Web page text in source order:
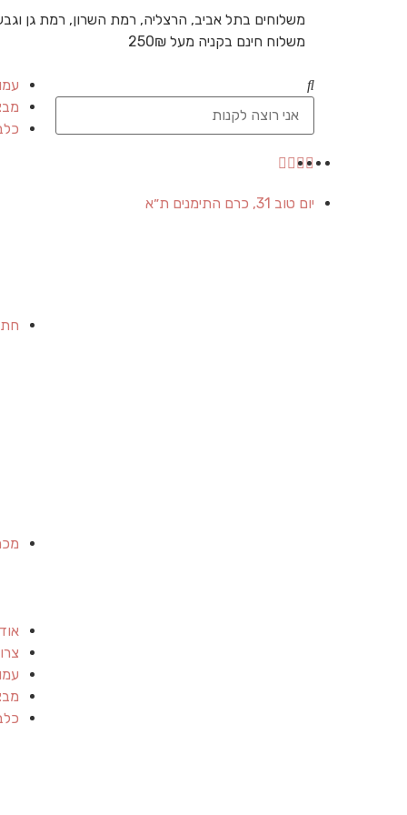
משלוחים בתל אביב, הרצליה, רמת השרון, רמת גן
משלוח חינם בקניה מעל 250₪
יום טוב 31, כרם התימנים ת״א